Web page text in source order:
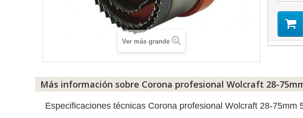
Ver más grande
Más información sobre Corona profesional Wolcraft 28-
Especificaciones técnicas Corona profesional Wolcraft 28-75mm